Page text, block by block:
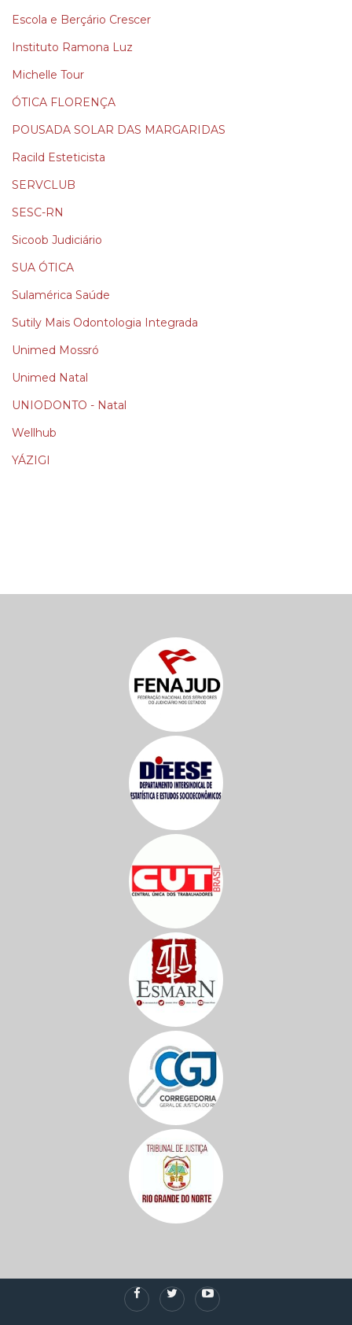
Escola e Berçário Crescer
Instituto Ramona Luz
Michelle Tour
ÓTICA FLORENÇA
POUSADA SOLAR DAS MARGARIDAS
Racild Esteticista
SERVCLUB
SESC-RN
Sicoob Judiciário
SUA ÓTICA
Sulamérica Saúde
Sutily Mais Odontologia Integrada
Unimed Mossró
Unimed Natal
UNIODONTO - Natal
Wellhub
YÁZIGI